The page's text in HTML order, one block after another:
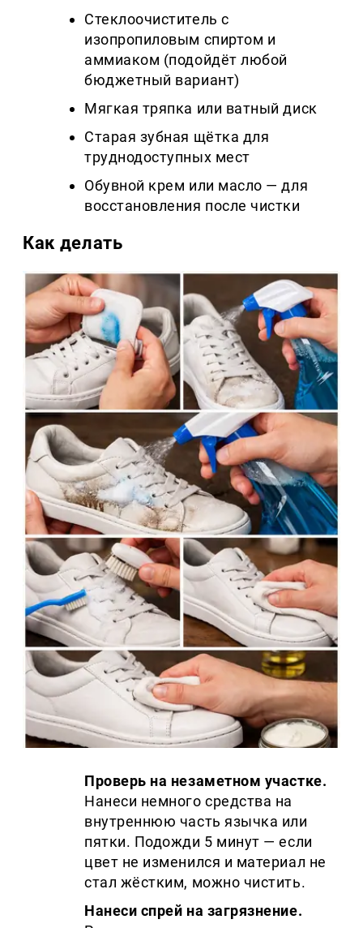
Стеклоочиститель с
изопропиловым спиртом и
аммиаком (подойдёт любой
бюджетный вариант)
Мягкая тряпка или ватный диск
Старая зубная щётка для
труднодоступных мест
Обувной крем или масло — для
восстановления после чистки
Как делать
Проверь на незаметном участке.
Нанеси немного средства на
внутреннюю часть язычка или
пятки. Подожди 5 минут — если
цвет не изменился и материал не
стал жёстким, можно чистить.
Нанеси спрей на загрязнение.